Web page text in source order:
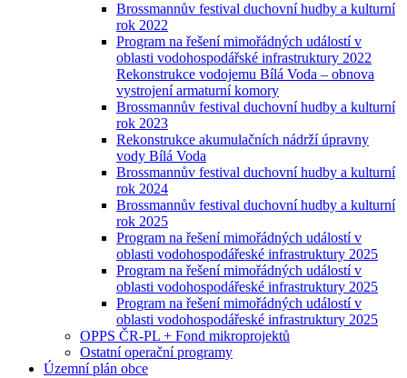
Brossmannův festival duchovní hudby a kulturní
rok 2022
Program na řešení mimořádných událostí v
oblasti vodohospodářské infrastruktury 2022
Rekonstrukce vodojemu Bílá Voda – obnova
vystrojení armaturní komory
Brossmannův festival duchovní hudby a kulturní
rok 2023
Rekonstrukce akumulačních nádrží úpravny
vody Bílá Voda
Brossmannův festival duchovní hudby a kulturní
rok 2024
Brossmannův festival duchovní hudby a kulturní
rok 2025
Program na řešení mimořádných událostí v
oblasti vodohospodářeské infrastruktury 2025
Program na řešení mimořádných událostí v
oblasti vodohospodářeské infrastruktury 2025
Program na řešení mimořádných událostí v
oblasti vodohospodářeské infrastruktury 2025
OPPS ČR-PL + Fond mikroprojektů
Ostatní operační programy
Územní plán obce